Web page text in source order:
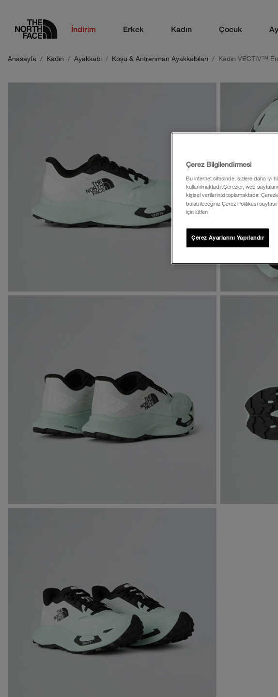
logoİndirim Erkek Kadın Çocuk
Anasayfa Kadın Ayakkabı Koşu & Antrenman Ayakkabıları Kadın VECTIV™
Çerez Bilgilendirmesi
Bu internet sitesinde, sizlere daha iyi
kullanılmaktadır.Çerezler, web
kişisel verilerinizi toplamaktadır.
bulabileceğiniz Çerez Politikası
için lütfen
Çerez Ayarlarını Yapılandır